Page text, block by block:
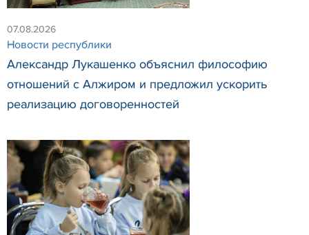
07.08.2026
Новости республики
Александр Лукашенко объяснил философию
отношений с Алжиром и предложил ускорить
реализацию договоренностей